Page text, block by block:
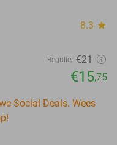
8.3 star
Regulier €21
€15,75
Social Deals. Wees